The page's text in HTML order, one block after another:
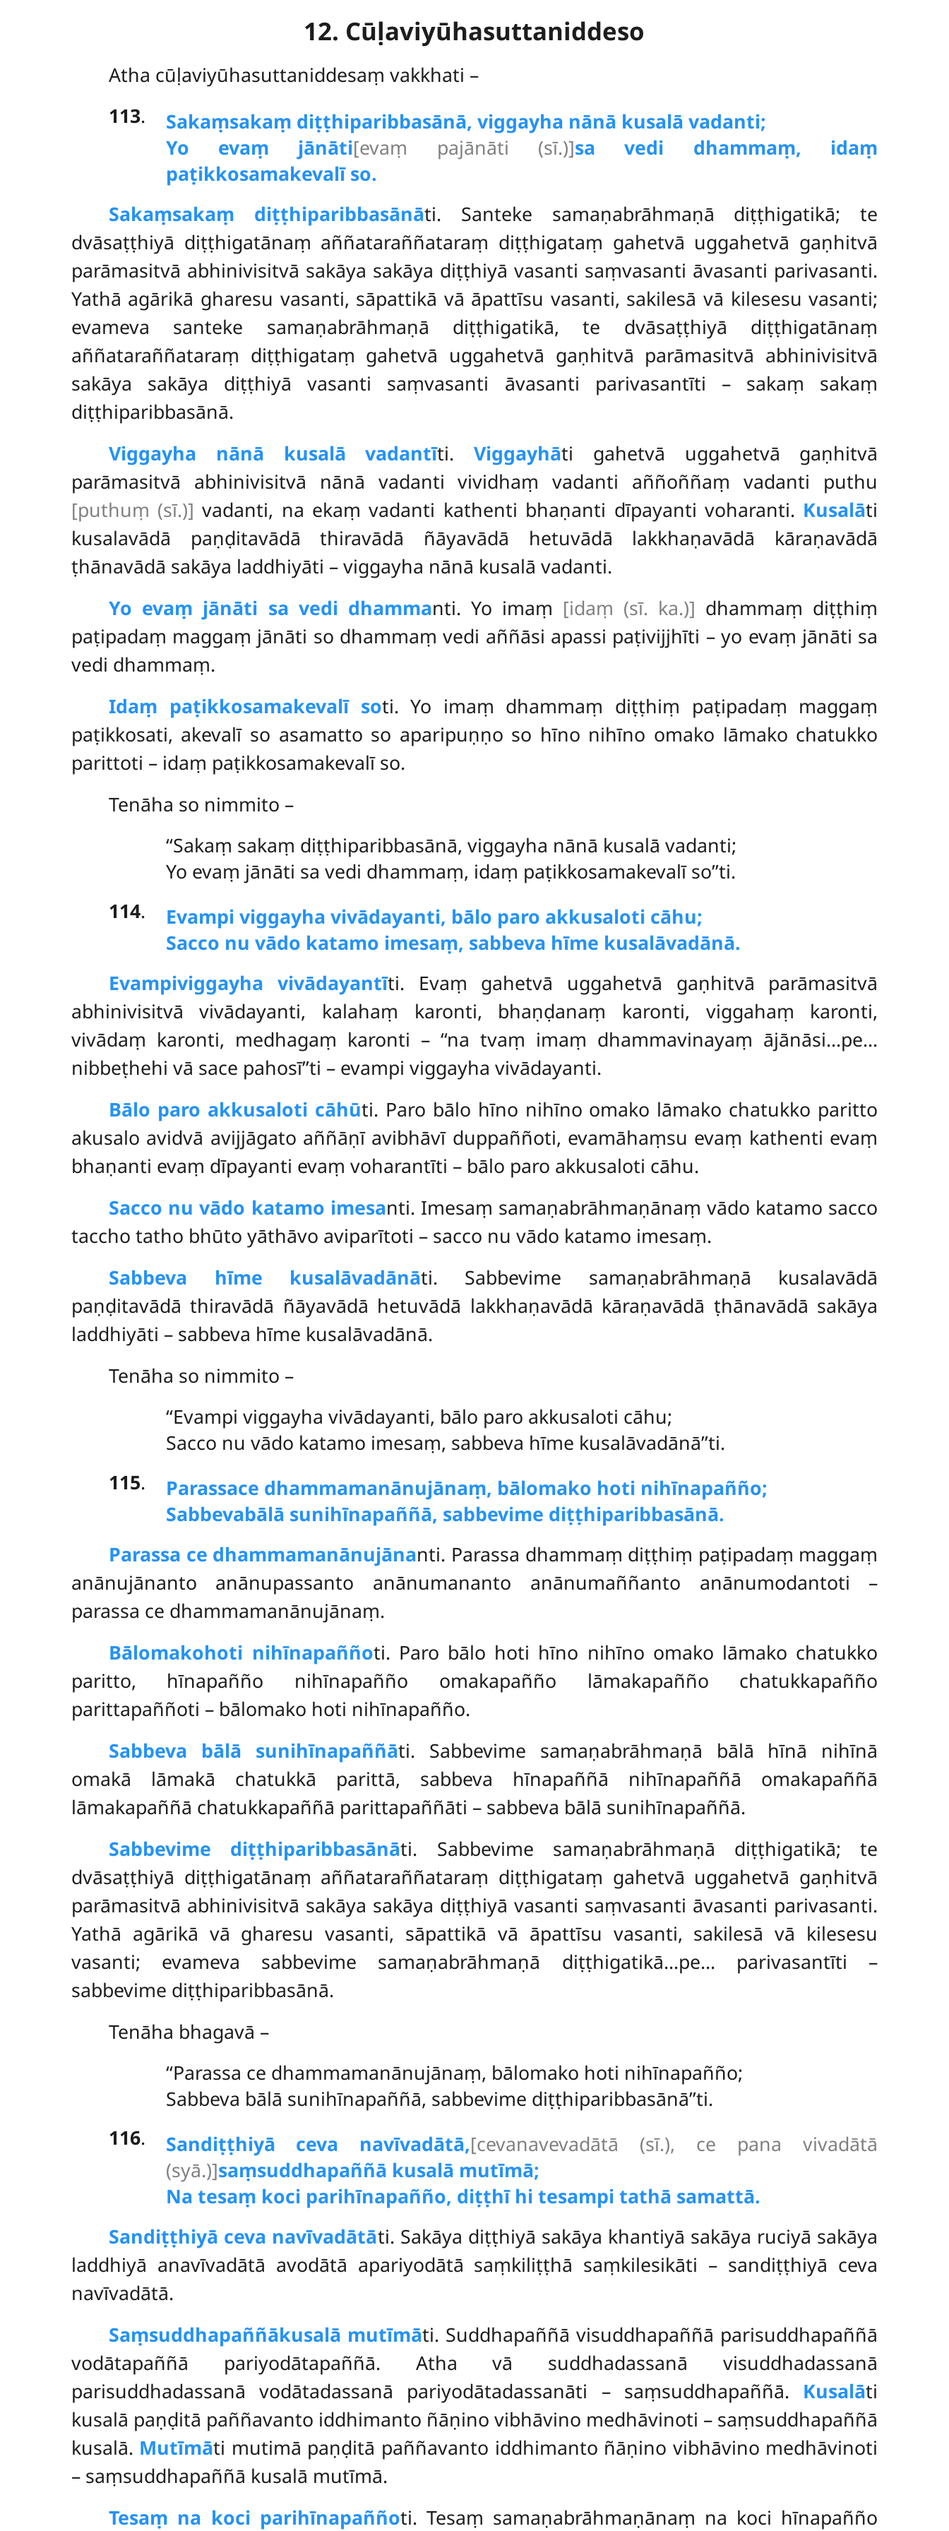
12. Cūḷaviyūhasuttaniddeso
Atha cūḷaviyūhasuttaniddesaṃ vakkhati –
113. Sakaṃsakaṃ diṭṭhiparibbasānā, viggayha nānā kusalā vadanti;
Yo evaṃ jānāti[evaṃ pajānāti (sī.)]sa vedi dhammaṃ, idaṃ
paṭikkosamakevalī so.
Sakaṃsakaṃ diṭṭhiparibbasānāti. Santeke samaṇabrāhmaṇā diṭṭhigatikā; te
dvāsaṭṭhiyā diṭṭhigatānaṃ aññataraññataraṃ diṭṭhigataṃ gahetvā uggahetvā gaṇhitvā
parāmasitvā abhinivisitvā sakāya sakāya diṭṭhiyā vasanti saṃvasanti āvasanti parivasanti.
Yathā agārikā gharesu vasanti, sāpattikā vā āpattīsu vasanti, sakilesā vā kilesesu vasanti;
evameva santeke samaṇabrāhmaṇā diṭṭhigatikā, te dvāsaṭṭhiyā diṭṭhigatānaṃ
aññataraññataraṃ diṭṭhigataṃ gahetvā uggahetvā gaṇhitvā parāmasitvā abhinivisitvā
sakāya sakāya diṭṭhiyā vasanti saṃvasanti āvasanti parivasantīti – sakaṃ sakaṃ
diṭṭhiparibbasānā.
Viggayha nānā kusalā vadantīti.Viggayhāti gahetvā uggahetvā gaṇhitvā
parāmasitvā abhinivisitvā nānā vadanti vividhaṃ vadanti aññoññaṃ vadanti puthu
[puthuṃ (sī.)] vadanti, na ekaṃ vadanti kathenti bhaṇanti dīpayanti voharanti. Kusalāti
kusalavādā paṇḍitavādā thiravādā ñāyavādā hetuvādā lakkhaṇavādā kāraṇavādā
ṭhānavādā sakāya laddhiyāti – viggayha nānā kusalā vadanti.
Yo evaṃ jānāti sa vedi dhammanti. Yo imaṃ [idaṃ (sī. ka.)] dhammaṃ diṭṭhiṃ
paṭipadaṃ maggaṃ jānāti so dhammaṃ vedi aññāsi apassi paṭivijjhīti – yo evaṃ jānāti sa
vedi dhammaṃ.
Idaṃ paṭikkosamakevalī soti. Yo imaṃ dhammaṃ diṭṭhiṃ paṭipadaṃ maggaṃ
paṭikkosati, akevalī so asamatto so aparipuṇṇo so hīno nihīno omako lāmako chatukko
parittoti – idaṃ paṭikkosamakevalī so.
Tenāha so nimmito –
‘‘Sakaṃ sakaṃ diṭṭhiparibbasānā, viggayha nānā kusalā vadanti;
Yo evaṃ jānāti sa vedi dhammaṃ, idaṃ paṭikkosamakevalī so’’ti.
114.
Evampi viggayha vivādayanti, bālo paro akkusaloti cāhu;
Sacco nu vādo katamo imesaṃ, sabbeva hīme kusalāvadānā.
Evampiviggayha vivādayantīti. Evaṃ gahetvā uggahetvā gaṇhitvā parāmasitvā
abhinivisitvā vivādayanti, kalahaṃ karonti, bhaṇḍanaṃ karonti, viggahaṃ karonti,
vivādaṃ karonti, medhagaṃ karonti – ‘‘na tvaṃ imaṃ dhammavinayaṃ ājānāsi…pe…
nibbeṭhehi vā sace pahosī’’ti – evampi viggayha vivādayanti.
Bālo paro akkusaloti cāhūti. Paro bālo hīno nihīno omako lāmako chatukko paritto
akusalo avidvā avijjāgato aññāṇī avibhāvī duppaññoti, evamāhaṃsu evaṃ kathenti evaṃ
bhaṇanti evaṃ dīpayanti evaṃ voharantīti – bālo paro akkusaloti cāhu.
Sacco nu vādo katamo imesanti. Imesaṃ samaṇabrāhmaṇānaṃ vādo katamo sacco
taccho tatho bhūto yāthāvo aviparītoti – sacco nu vādo katamo imesaṃ.
Sabbeva hīme kusalāvadānāti. Sabbevime samaṇabrāhmaṇā kusalavādā
paṇḍitavādā thiravādā ñāyavādā hetuvādā lakkhaṇavādā kāraṇavādā ṭhānavādā sakāya
laddhiyāti – sabbeva hīme kusalāvadānā.
Tenāha so nimmito –
‘‘Evampi viggayha vivādayanti, bālo paro akkusaloti cāhu;
Sacco nu vādo katamo imesaṃ, sabbeva hīme kusalāvadānā’’ti.
115. Parassace dhammamanānujānaṃ, bālomako hoti nihīnapañño;
Sabbevabālā sunihīnapaññā, sabbevime diṭṭhiparibbasānā.
Parassa ce dhammamanānujānanti. Parassa dhammaṃ diṭṭhiṃ paṭipadaṃ maggaṃ
anānujānanto anānupassanto anānumananto anānumaññanto anānumodantoti –
parassa ce dhammamanānujānaṃ.
Bālomakohoti nihīnapaññoti. Paro bālo hoti hīno nihīno omako lāmako chatukko
paritto, hīnapañño nihīnapañño omakapañño lāmakapañño chatukkapañño
parittapaññoti – bālomako hoti nihīnapañño.
Sabbeva bālā sunihīnapaññāti. Sabbevime samaṇabrāhmaṇā bālā hīnā nihīnā
omakā lāmakā chatukkā parittā, sabbeva hīnapaññā nihīnapaññā omakapaññā
lāmakapaññā chatukkapaññā parittapaññāti – sabbeva bālā sunihīnapaññā.
Sabbevime diṭṭhiparibbasānāti. Sabbevime samaṇabrāhmaṇā diṭṭhigatikā; te
dvāsaṭṭhiyā diṭṭhigatānaṃ aññataraññataraṃ diṭṭhigataṃ gahetvā uggahetvā gaṇhitvā
parāmasitvā abhinivisitvā sakāya sakāya diṭṭhiyā vasanti saṃvasanti āvasanti parivasanti.
Yathā agārikā vā gharesu vasanti, sāpattikā vā āpattīsu vasanti, sakilesā vā kilesesu
vasanti; evameva sabbevime samaṇabrāhmaṇā diṭṭhigatikā…pe… parivasantīti –
sabbevime diṭṭhiparibbasānā.
Tenāha bhagavā –
‘‘Parassa ce dhammamanānujānaṃ, bālomako hoti nihīnapañño;
Sabbeva bālā sunihīnapaññā, sabbevime diṭṭhiparibbasānā’’ti.
116. Sandiṭṭhiyā ceva navīvadātā,[cevanavevadātā (sī.), ce pana vivadātā
(syā.)]saṃsuddhapaññā kusalā mutīmā;
Na tesaṃ koci parihīnapañño, diṭṭhī hi tesampi tathā samattā.
Sandiṭṭhiyā ceva navīvadātāti. Sakāya diṭṭhiyā sakāya khantiyā sakāya ruciyā sakāya
laddhiyā anavīvadātā avodātā apariyodātā saṃkiliṭṭhā saṃkilesikāti – sandiṭṭhiyā ceva
navīvadātā.
Saṃsuddhapaññākusalā mutīmāti. Suddhapaññā visuddhapaññā parisuddhapaññā
vodātapaññā pariyodātapaññā. Atha vā suddhadassanā visuddhadassanā
parisuddhadassanāvodātadassanā pariyodātadassanāti – saṃsuddhapaññā. Kusalāti
kusalā paṇḍitā paññavanto iddhimanto ñāṇino vibhāvino medhāvinoti – saṃsuddhapaññā
kusalā. Mutīmāti mutimā paṇḍitā paññavanto iddhimanto ñāṇino vibhāvino medhāvinoti
– saṃsuddhapaññā kusalā mutīmā.
Tesaṃ na koci parihīnapaññoti. Tesaṃ samaṇabrāhmaṇānaṃ na koci hīnapañño